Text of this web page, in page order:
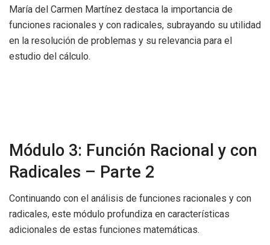
María del Carmen Martínez destaca la importancia de
funciones racionales y con radicales, subrayando su utilidad
en la resolución de problemas y su relevancia para el
estudio del cálculo.
Módulo 3: Función Racional y con
Radicales – Parte 2
Continuando con el análisis de funciones racionales y con
radicales, este módulo profundiza en características
adicionales de estas funciones matemáticas.